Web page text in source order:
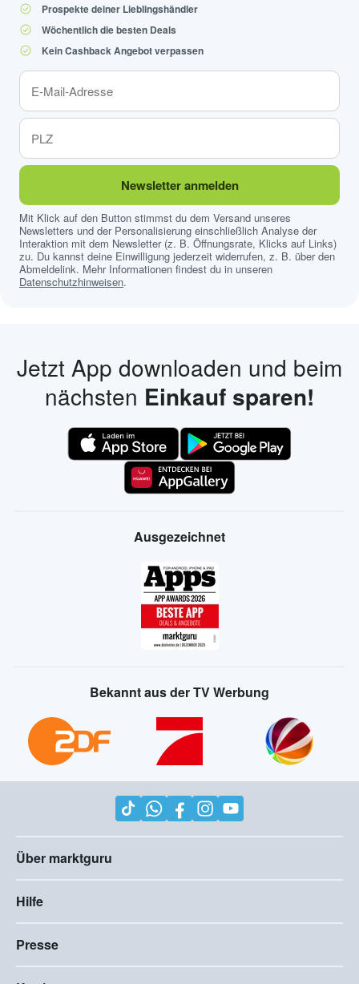
Prospekte deiner Lieblingshändler
Wöchentlich die besten Deals
Kein Cashback Angebot verpassen
Newsletter anmelden
Mit Klick auf den Button stimmst du dem Versand unseres
Newsletters und der Personalisierung einschließlich Analyse der
Interaktion mit dem Newsletter (z. B. Öffnungsrate, Klicks auf Links)
zu. Du kannst deine Einwilligung jederzeit widerrufen, z. B. über den
Abmeldelink. Mehr Informationen findest du in unseren
Datenschutzhinweisen.
Jetzt App downloaden und beim
nächsten Einkauf sparen!
Ausgezeichnet
Bekannt aus der TV Werbung
Über marktguru
Hilfe
Presse